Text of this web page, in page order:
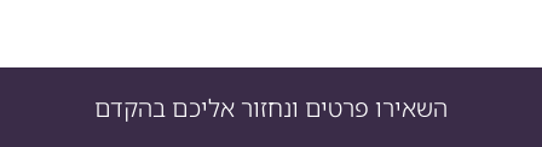
השאירו פרטים ונחזור אליכם בהקדם